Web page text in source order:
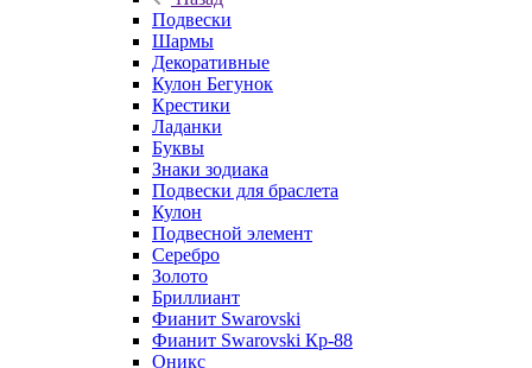
Подвески
Шармы
Декоративные
Кулон Бегунок
Крестики
Ладанки
Буквы
Знаки зодиака
Подвески для браслета
Кулон
Подвесной элемент
Серебро
Золото
Бриллиант
Фианит Swarovski
Фианит Swarovski Кр-88
Оникс